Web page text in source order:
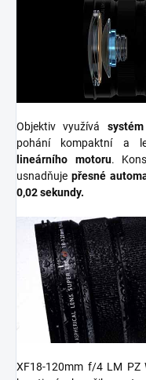
Objektiv využívá
pohání kompaktní a
lineárního motoru.
usnadňuje přesné
0,02 sekundy.
XF18-120mm f/4 LM PZ